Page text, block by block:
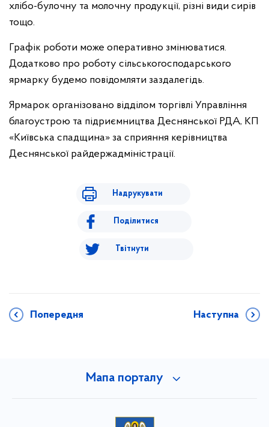
хлібо-булочну та молочну продукції, різні види сирів
тощо.
Графік роботи може оперативно змінюватися.
Додатково про роботу сільськогосподарського
ярмарку будемо повідомляти заздалегідь.
Ярмарок організовано відділом торгівлі Управління
благоустрою та підриємництва Деснянської РДА, КП
«Київська спадщина» за сприяння керівництва
Деснянської райдержадміністрації.
Надрукувати
Поділитися
Твітнути
Попередня Наступна
Мапа порталу